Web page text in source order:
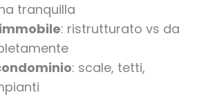
tranquilla
: ristrutturato vs da
: scale, tetti,